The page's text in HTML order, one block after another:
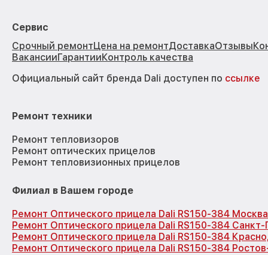
Сервис
Срочный ремонтЦена на ремонтДоставкаОтзывы
ВакансииГарантииКонтроль качества
Официальный сайт бренда Dali доступен по ссылке
Ремонт техники
Ремонт тепловизоров
Ремонт оптических прицелов
Ремонт тепловизионных прицелов
Филиал в Вашем городе
Ремонт Оптического прицела Dali RS150-384 Москва
Ремонт Оптического прицела Dali RS150-384
Ремонт Оптического прицела Dali RS150-384
Ремонт Оптического прицела Dali RS150-384